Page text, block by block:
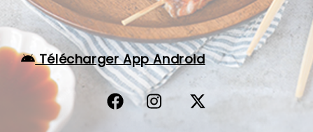
Télécharger App Android